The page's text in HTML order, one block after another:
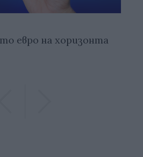
евро на хоризонта